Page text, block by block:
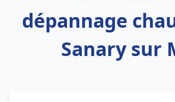
dépannage
Sanary sur